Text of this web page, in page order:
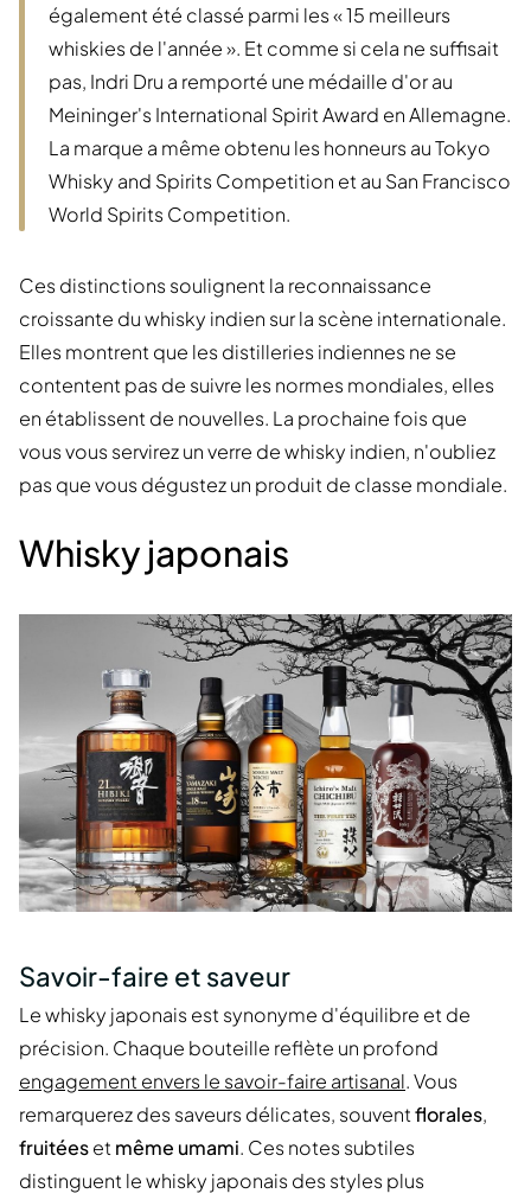
également été classé parmi les « 15 meilleurs
whiskies de l'année ». Et comme si cela ne suffisait
pas, Indri Dru a remporté une médaille d'or au
Meininger's International Spirit Award en Allemagne.
La marque a même obtenu les honneurs au Tokyo
Whisky and Spirits Competition et au San Francisco
World Spirits Competition.
Ces distinctions soulignent la reconnaissance
croissante du whisky indien sur la scène internationale.
Elles montrent que les distilleries indiennes ne se
contentent pas de suivre les normes mondiales, elles
en établissent de nouvelles. La prochaine fois que
vous vous servirez un verre de whisky indien, n'oubliez
pas que vous dégustez un produit de classe mondiale.
Whisky japonais
Savoir-faire et saveur
Le whisky japonais est synonyme d'équilibre et de
précision. Chaque bouteille reflète un profond
engagement envers le savoir-faire artisanal. Vous
remarquerez des saveurs délicates, souventflorales,
fruitéeset même umami. Ces notes subtiles
distinguent le whisky japonais des styles plus